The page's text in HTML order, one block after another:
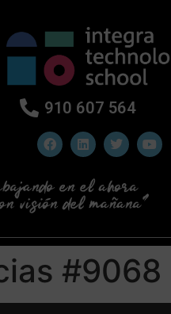
910 607 564
#9068